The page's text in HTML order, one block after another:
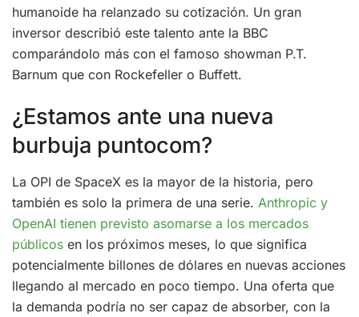
humanoide ha relanzado su cotización. Un gran
inversor describió este talento ante la BBC
comparándolo más con el famoso showman P.T.
Barnum que con Rockefeller o Buffett.
¿Estamos ante una nueva
burbuja puntocom?
La OPI de SpaceX es la mayor de la historia, pero
también es solo la primera de una serie. Anthropic y
OpenAI tienen previsto asomarse a los mercados
públicos en los próximos meses, lo que significa
potencialmente billones de dólares en nuevas acciones
llegando al mercado en poco tiempo. Una oferta que
la demanda podría no ser capaz de absorber, con la